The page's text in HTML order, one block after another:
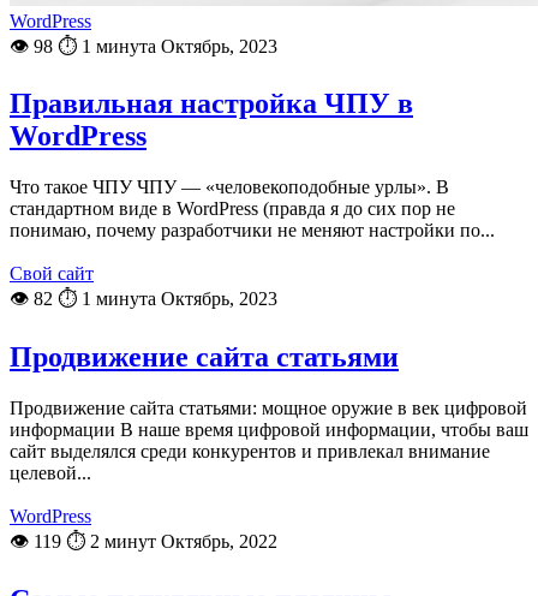
WordPress
👁 98 ⏱ 1 минута Октябрь, 2023
Правильная настройка ЧПУ в
WordPress
Что такое ЧПУ ЧПУ — «человекоподобные урлы». В
стандартном виде в WordPress (правда я до сих пор не
понимаю, почему разработчики не меняют настройки по...
Свой сайт
👁 82 ⏱ 1 минута Октябрь, 2023
Продвижение сайта статьями
Продвижение сайта статьями: мощное оружие в век цифровой
информации В наше время цифровой информации, чтобы ваш
сайт выделялся среди конкурентов и привлекал внимание
целевой...
WordPress
👁 119 ⏱ 2 минут Октябрь, 2022